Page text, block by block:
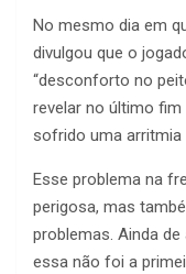
No mesmo dia em
divulgou que o
“desconforto no
revelar no último
sofrido uma arritmia
Esse problema na
perigosa, mas
problemas. Ainda
essa não foi a